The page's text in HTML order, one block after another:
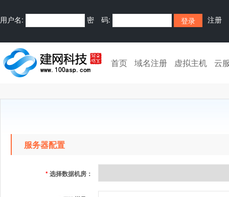
用户名: 密 码: 注册
首页 域名注册 虚拟主机 云
服务器配置
*选择数据机房：